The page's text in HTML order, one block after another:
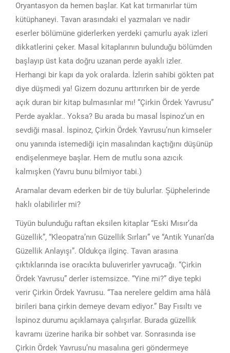
Oryantasyon da hemen başlar. Kat kat tırmanırlar tüm
kütüphaneyi. Tavan arasındaki el yazmaları ve nadir
eserler bölümüne giderlerken yerdeki çamurlu ayak izleri
dikkatlerini çeker. Masal kitaplarının bulunduğu bölümden
başlayıp üst kata doğru uzanan perde ayaklı izler.
Herhangi bir kapı da yok oralarda. İzlerin sahibi gökten pat
diye düşmedi ya! Gizem dozunu arttırırken bir de yerde
açık duran bir kitap bulmasınlar mı! “Çirkin Ördek Yavrusu”
Perde ayaklar.. Yoksa? Bu arada bu masal İspinoz’un en
sevdiği masal. İspinoz, Çirkin Ördek Yavrusu’nun kimseler
onu yanında istemediği için masalından kaçtığını düşünüp
endişelenmeye başlar. Hem de mutlu sona azıcık
kalmışken (Yavru bunu bilmiyor tabi.)
Aramalar devam ederken bir de tüy bulurlar. Şüphelerinde
haklı olabilirler mi?
Tüyün bulunduğu raftan eksilen kitaplar “Eski Mısır’da
Güzellik”, “Kleopatra’nın Güzellik Sırları” ve “Antik Yunan’da
Güzellik Anlayışı”. Oldukça ilginç. Tavan arasına
çıktıklarında ise oracıkta buluverirler yavrucağı. “Çirkin
Ördek Yavrusu” derler istemsizce. “Yine mi?” diye tepki
verir Çirkin Ördek Yavrusu. “Taa nerelere geldim ama hâlâ
birileri bana çirkin demeye devam ediyor.” Bay Fısıltı ve
İspinoz durumu açıklamaya çalışırlar. Burada güzellik
kavramı üzerine harika bir sohbet var. Sonrasında ise
Çirkin Ördek Yavrusu’nu masalına geri göndermeye